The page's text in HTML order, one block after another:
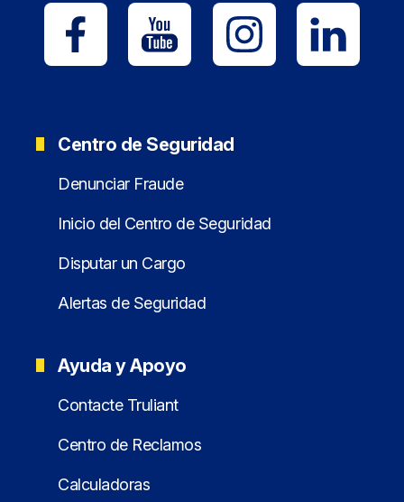
Centro de Seguridad
Denunciar Fraude
Inicio del Centro de Seguridad
Disputar un Cargo
Alertas de Seguridad
Ayuda y Apoyo
Contacte Truliant
Centro de Reclamos
Calculadoras